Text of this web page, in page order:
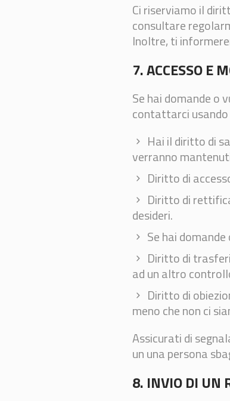
Ci riserviamo il
consultare
Inoltre, ti
7. ACCESSO E
Se hai domande o
contattarci
Hai il diritto di
verranno
Diritto di
Diritto di
desideri.
Se hai
Diritto di
ad un altro
Diritto di
meno che non ci
Assicurati di
un una persona
8. INVIO DI UN